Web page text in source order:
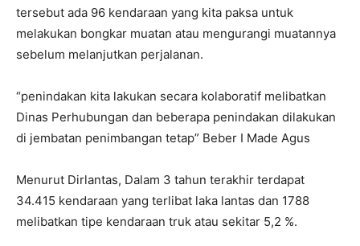
tersebut ada 96 kendaraan yang kita paksa untuk
melakukan bongkar muatan atau mengurangi muatannya
sebelum melanjutkan perjalanan.
“penindakan kita lakukan secara kolaboratif melibatkan
Dinas Perhubungan dan beberapa penindakan dilakukan
di jembatan penimbangan tetap” Beber I Made Agus
Menurut Dirlantas, Dalam 3 tahun terakhir terdapat
34.415 kendaraan yang terlibat laka lantas dan 1788
melibatkan tipe kendaraan truk atau sekitar 5,2 %.